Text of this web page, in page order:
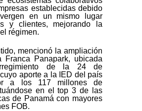
establecidas debido
en un mismo lugar
y clientes, mejorando la
régimen.
mencionó la ampliación
Franca Panapark, ubicada
de la 24 de
aporte a la IED del país
a los 117 millones de
en el top 3 de las
de Panamá con mayores
FOB.